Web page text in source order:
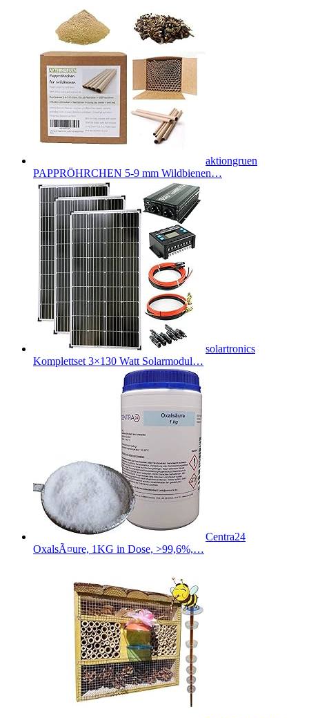
aktiongruen
PAPPRÖHRCHEN 5-9 mm Wildbienen…
solartronics
Komplettset 3×130 Watt Solarmodul…
Centra24
OxalsÃ¤ure, 1KG in Dose, >99,6%,…